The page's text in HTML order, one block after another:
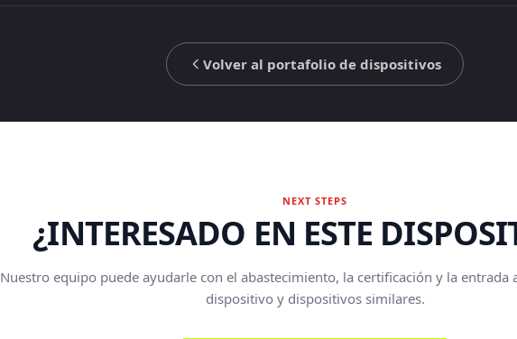
Volver al portafolio de dispositivos
NEXT STEPS
¿INTERESADO EN ESTE
Nuestro equipo puede ayudarle con el abastecimiento, la certificación y la entrada
dispositivo y dispositivos similares.